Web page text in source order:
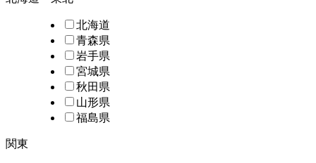
北海道
青森県
岩手県
宮城県
秋田県
山形県
福島県
関東